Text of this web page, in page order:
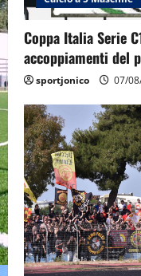
Coppa Italia Serie
accoppiamenti del
sportjonico 07/